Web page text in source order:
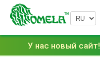
У нас новый